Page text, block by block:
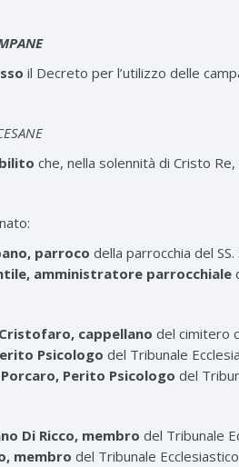
il Decreto per l’utilizzo delle
che, nella solennità di Cristo
parroco della parrocchia del
amministratore parrocchiale
Cristofaro, cappellano del cimitero
Psicologo del Tribunale
Perito Psicologo del
Di Ricco, membro del Tribunale
membro del Tribunale